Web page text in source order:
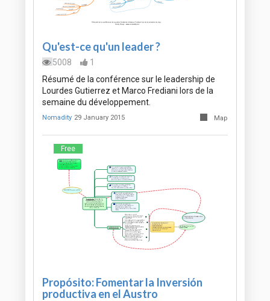
Qu'est-ce qu'un leader ?
5008
1
Résumé de la conférence sur le leadership de
Lourdes Gutierrez et Marco Frediani lors de la
semaine du développement.
Nomadity 29 January 2015 Map
Free
Propósito: Fomentar la Inversión
productiva en el Austro